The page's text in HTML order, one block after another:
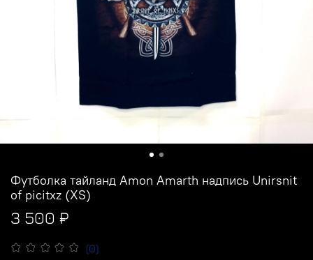
(0)
Футболка тайланд Amon Amarth надпись Unirsnit
of picitxz (XS)
3 500 ₽